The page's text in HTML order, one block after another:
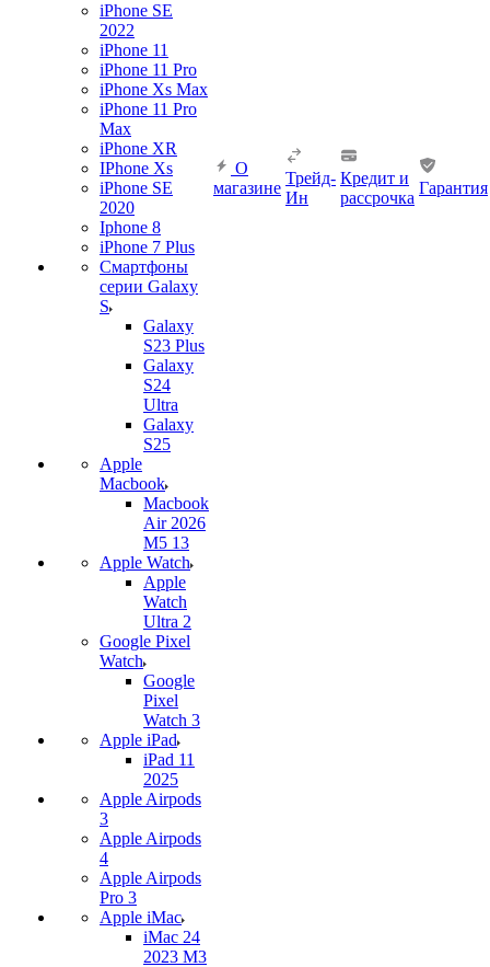
iPhone SE
2022
iPhone 11
iPhone 11 Pro
iPhone Xs Max
iPhone 11 Pro
Max
iPhone XR
IPhone Xs
iPhone SE
2020
Iphone 8
iPhone 7 Plus
Смартфоны
серии Galaxy
S
Galaxy
S23 Plus
Galaxy
S24
Ultra
Galaxy
S25
Apple
Macbook
Macbook
Air 2026
M5 13
Apple Watch
Apple
Watch
Ultra 2
Google Pixel
Watch
Google
Pixel
Watch 3
Apple iPad
iPad 11
2025
Apple Airpods
3
Apple Airpods
4
Apple Airpods
Pro 3
Apple iMac
iMac 24
2023 M3
О
магазине
Трейд-
Ин
Кредит и
рассрочка
Гарантия